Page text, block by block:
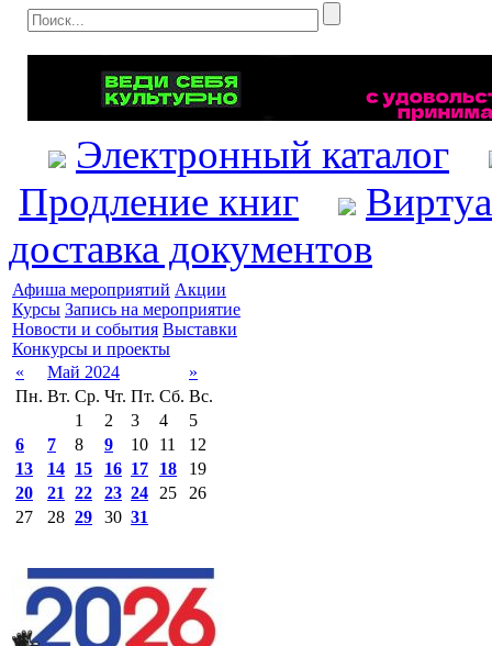
Электронный каталог
Продление книг
доставка документов
Афиша мероприятий Акции
Курсы Запись на мероприятие
Новости и события Выставки
Конкурсы и проекты
«
Май 2024
»
Пн. Вт. Ср. Чт. Пт. Сб. Вс.
1
2 3 4
5
6
7 8 9 10 11
12
13
14 15 16 17 18
19
20
21 22 23 24 25
26
27
28 29 30 31